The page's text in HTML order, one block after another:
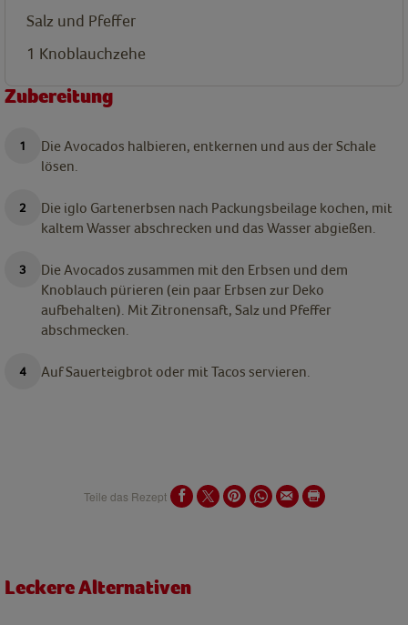
Salz und Pfeffer
1 Knoblauchzehe
Zubereitung
Die Avocados halbieren, entkernen und aus der Schale
lösen.
Die iglo Gartenerbsen nach Packungsbeilage kochen, mit
kaltem Wasser abschrecken und das Wasser abgießen.
Die Avocados zusammen mit den Erbsen und dem
Knoblauch pürieren (ein paar Erbsen zur Deko
aufbehalten). Mit Zitronensaft, Salz und Pfeffer
abschmecken.
Auf Sauerteigbrot oder mit Tacos servieren.
Teile das Rezept
Leckere Alternativen